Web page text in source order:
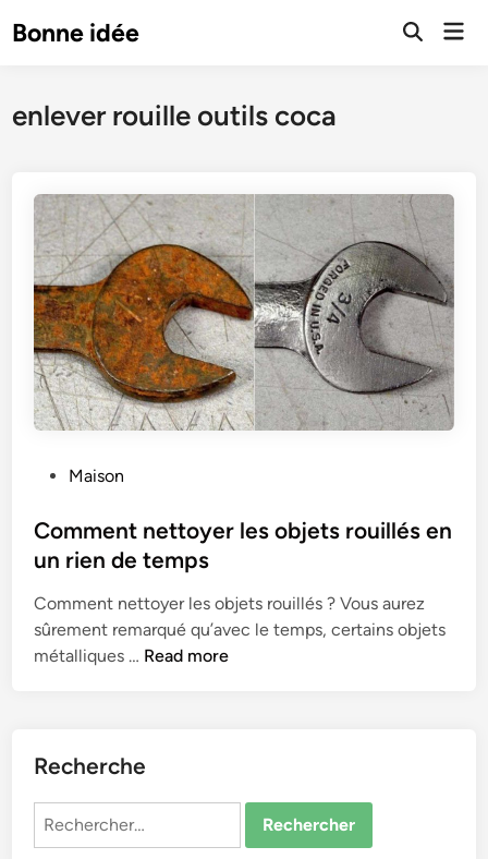
toBonne idée
Open
enlever rouille outils coca
s
t
d
i
n
Maison
Comment nettoyer les objets rouillés en
un rien de temps
Comment nettoyer les objets rouillés ? Vous aurez
sûrement remarqué qu’avec le temps, certains objets
métalliques … C
e
n
Read more
Recherche
Rechercher :